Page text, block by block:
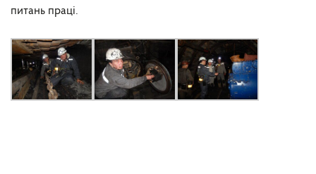
питань праці.